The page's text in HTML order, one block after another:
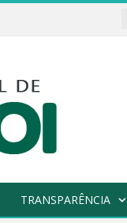
TRANSPARÊNCIA